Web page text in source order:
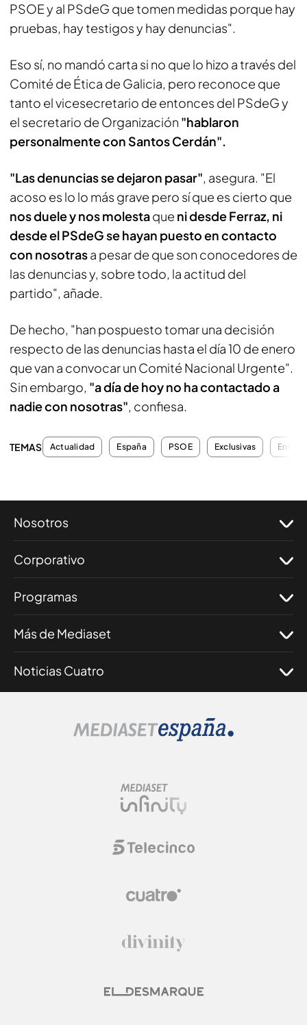
PSOE y al PSdeG que tomen medidas porque hay
pruebas, hay testigos y hay denuncias".
Eso sí, no mandó carta si no que lo hizo a través del
Comité de Ética de Galicia, pero reconoce que
tanto el vicesecretario de entonces del PSdeG y
el secretario de Organización "hablaron
personalmente con Santos Cerdán".
"Las denuncias se dejaron pasar", asegura. "El
acoso es lo lo más grave pero sí que es cierto que
nos duele y nos molestaque ni desde Ferraz, ni
desde el PSdeG se hayan puesto en contacto
con nosotrasa pesar de que son conocedores de
las denuncias y, sobre todo, la actitud del
partido", añade.
De hecho, "han pospuesto tomar una decisión
respecto de las denuncias hasta el día 10 de enero
que van a convocar un Comité Nacional Urgente".
Sin embargo, "a día de hoy no ha contactado a
nadie con nosotras", confiesa.
TEMAS Actualidad España PSOE Exclusivas
Nosotros
Corporativo
Programas
Más de Mediaset
Noticias Cuatro